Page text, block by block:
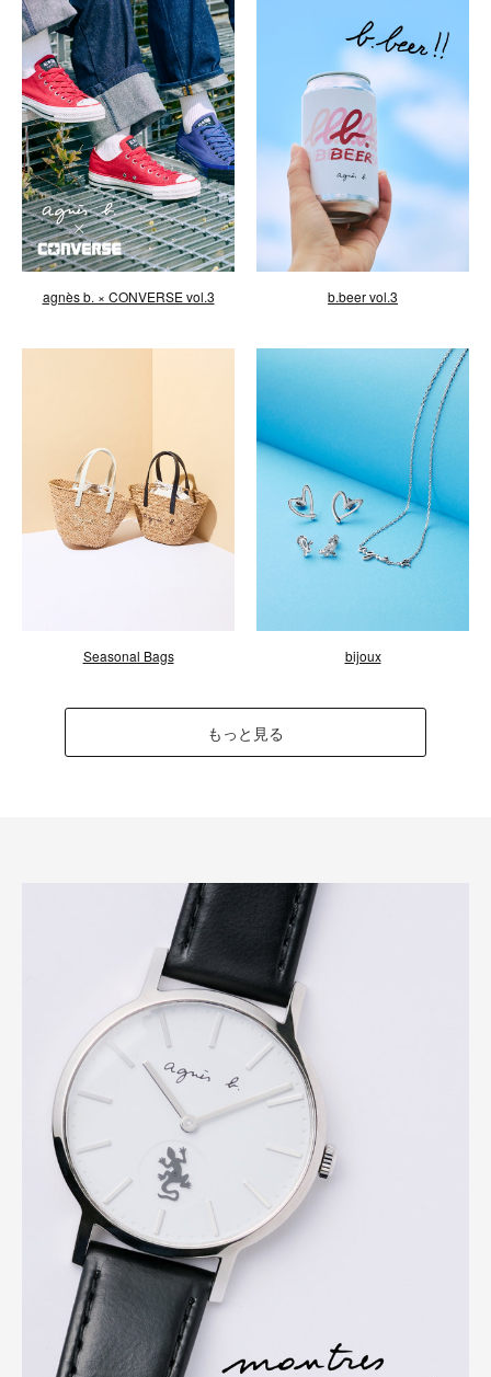
agnès b. × CONVERSE vol.3 b.beer vol.3
Seasonal Bags bijoux
もっと見る